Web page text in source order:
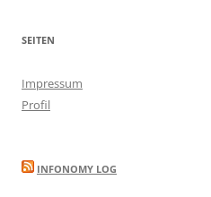
SEITEN
Impressum
Profil
INFONOMY LOG